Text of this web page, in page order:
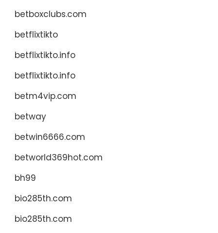
betboxclubs.com
betflixtikto
betflixtikto.info
betflixtikto.info
betm4vip.com
betway
betwin6666.com
betworld369hot.com
bh99
bio285th.com
bio285th.com